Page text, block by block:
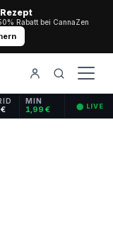
Rabatt bei CannaZen
MIN
1,99 € ⬤ LIVE